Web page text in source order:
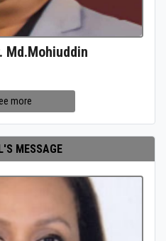
Md.Mohiuddin
more
MESSAGE